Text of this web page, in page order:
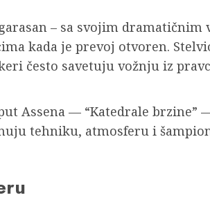
– sa svojim dramatičnim
kada je prevoj otvoren.
često savetuju vožnju iz
Assena — “Katedrale brzine”
tehniku, atmosferu i